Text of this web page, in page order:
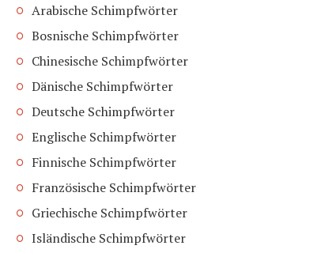
Arabische Schimpfwörter
Bosnische Schimpfwörter
Chinesische Schimpfwörter
Dänische Schimpfwörter
Deutsche Schimpfwörter
Englische Schimpfwörter
Finnische Schimpfwörter
Französische Schimpfwörter
Griechische Schimpfwörter
Isländische Schimpfwörter